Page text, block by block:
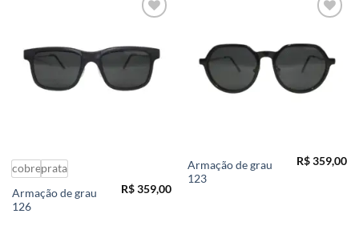
cobreprata
Armação de grau
126
R$359,00
Armação de grau
123
R$359,00